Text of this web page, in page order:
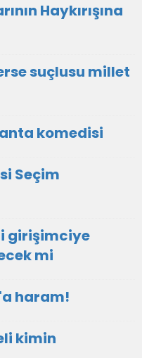
Haykırışına
suçlusu millet
komedisi
Seçim
girişimciye
mi
haram!
kimin